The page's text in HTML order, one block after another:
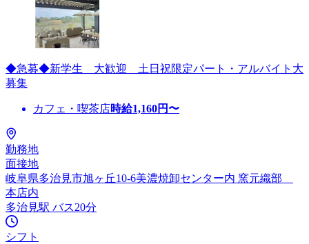
◆急募◆新学生 大歓迎 土日祝限定パート・アルバイト大
募集
カフェ・喫茶店時給1,160円〜
勤務地
面接地
岐阜県多治見市旭ヶ丘10-6美濃焼卸センター内 窯元織部
本店内
多治見駅 バス20分
シフト